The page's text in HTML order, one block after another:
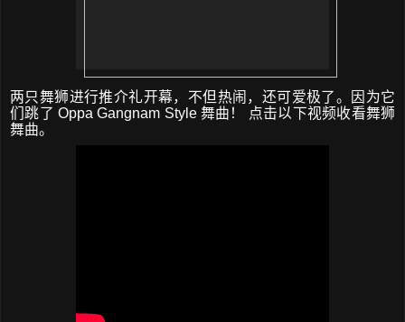
两只舞狮进行推介礼开幕，不但热闹，还可爱极了。因为它
们跳了 Oppa Gangnam Style 舞曲！
点击以下视频收看舞狮
舞曲。